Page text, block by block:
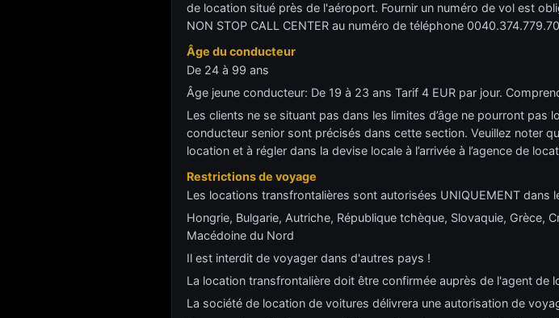
de location situé près de l'aéroport. Fournir un numéro de vol est
NON STOP CALL CENTER au numéro de téléphone
Âge du conducteur
De 24 à 99 ans
Âge jeune conducteur: De 19 à 23 ans Tarif 4 EUR par jour.
Les clients ne se situant pas dans les limites d’âge ne pourront
conducteur senior sont précisés dans cette section. Veuillez noter
location et à régler dans la devise locale à l’arrivée à l’agence de
Restrictions de voyage
Les locations transfrontalières sont autorisées UNIQUEMENT dans
Hongrie, Bulgarie, Autriche, République tchèque, Slovaquie, Grèce,
Macédoine du Nord
Il est interdit de voyager dans d'autres pays !
La location transfrontalière doit être confirmée auprès de l'agent de
La société de location de voitures délivrera une autorisation de